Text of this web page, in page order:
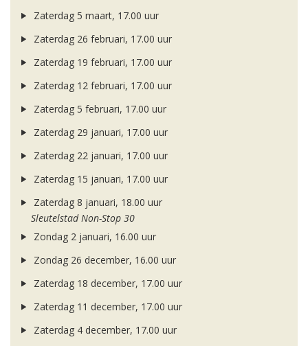
Zaterdag 5 maart, 17.00 uur
Zaterdag 26 februari, 17.00 uur
Zaterdag 19 februari, 17.00 uur
Zaterdag 12 februari, 17.00 uur
Zaterdag 5 februari, 17.00 uur
Zaterdag 29 januari, 17.00 uur
Zaterdag 22 januari, 17.00 uur
Zaterdag 15 januari, 17.00 uur
Zaterdag 8 januari, 18.00 uur
Sleutelstad Non-Stop 30
Zondag 2 januari, 16.00 uur
Zondag 26 december, 16.00 uur
Zaterdag 18 december, 17.00 uur
Zaterdag 11 december, 17.00 uur
Zaterdag 4 december, 17.00 uur